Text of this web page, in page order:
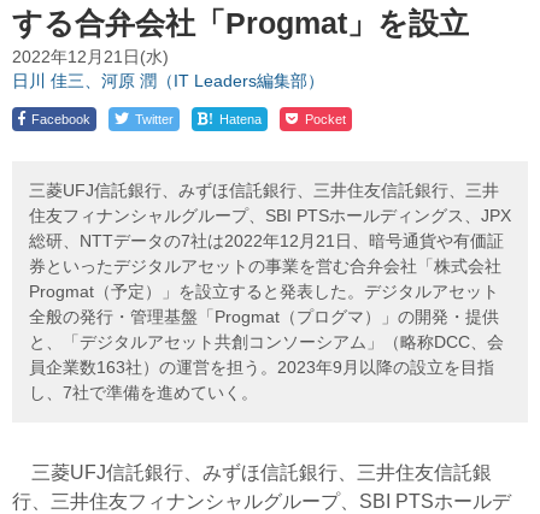
する合弁会社「Progmat」を設立
2022年12月21日(水)
日川 佳三、河原 潤（IT Leaders編集部）
Facebook Twitter ! Hatena Pocket
三菱UFJ信託銀行、みずほ信託銀行、三井住友信託銀行、三井
住友フィナンシャルグループ、SBI PTSホールディングス、JPX
総研、NTTデータの7社は2022年12月21日、暗号通貨や有価証
券といったデジタルアセットの事業を営む合弁会社「株式会社
Progmat（予定）」を設立すると発表した。デジタルアセット
全般の発行・管理基盤「Progmat（プログマ）」の開発・提供
と、「デジタルアセット共創コンソーシアム」（略称DCC、会
員企業数163社）の運営を担う。2023年9月以降の設立を目指
し、7社で準備を進めていく。
三菱UFJ信託銀行、みずほ信託銀行、三井住友信託銀
行、三井住友フィナンシャルグループ、SBI PTSホールデ